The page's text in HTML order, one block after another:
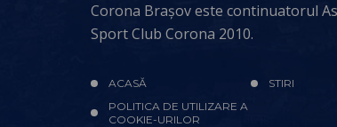
Corona Brașov este continuatorul
Sport Club Corona 2010.
ACASĂ
STIRI
POLITICA DE UTILIZARE A
COOKIE-URILOR